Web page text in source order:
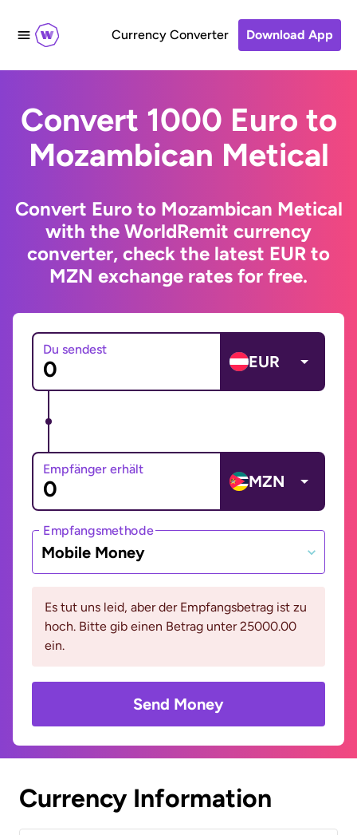
Currency Converter Download App
Convert 1000 Euro to
Mozambican Metical
Convert Euro to Mozambican Metical
with the WorldRemit currency
converter, check the latest EUR to
MZN exchange rates for free.
Du sendest
EUR
Empfänger erhält
MZN
Empfangsmethode
Mobile Money
Es tut uns leid, aber der Empfangsbetrag ist zu
hoch. Bitte gib einen Betrag unter 25000.00
ein.
Send Money
Currency Information